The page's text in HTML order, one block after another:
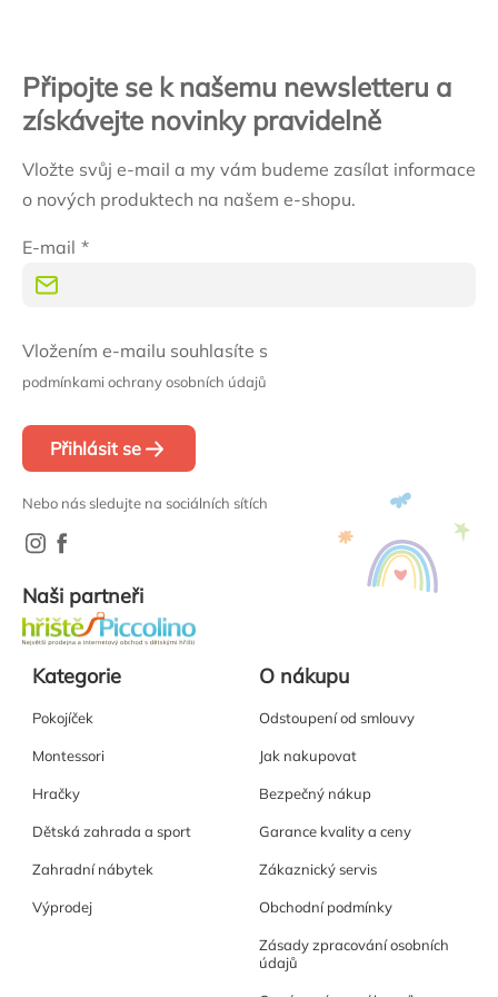
Připojte se k našemu newsletteru a
získávejte novinky pravidelně
Vložte svůj e-mail a my vám budeme zasílat informace
o nových produktech na našem e-shopu.
E-mail
Vložením e-mailu souhlasíte s
podmínkami ochrany osobních údajů
Přihlásit se
Nebo nás sledujte na sociálních sítích
Naši partneři
Kategorie
Pokojíček
Montessori
Hračky
Dětská zahrada a sport
Zahradní nábytek
Výprodej
O nákupu
Odstoupení od smlouvy
Jak nakupovat
Bezpečný nákup
Garance kvality a ceny
Zákaznický servis
Obchodní podmínky
Zásady zpracování osobních
údajů